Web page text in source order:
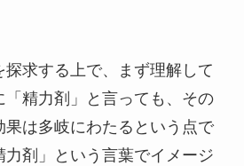
探求する上で、まず理解して
「精力剤」と言っても、その
は多岐にわたるという点で
剤」という言葉でイメージ